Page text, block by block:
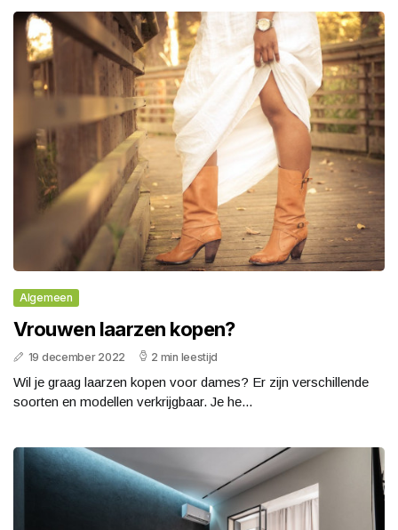
Algemeen
Vrouwen laarzen kopen?
19 december 2022 2 min leestijd
Wil je graag laarzen kopen voor dames? Er zijn verschillende
soorten en modellen verkrijgbaar. Je he...